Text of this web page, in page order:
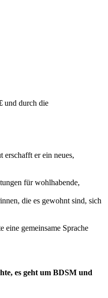
und durch die
er ein neues,
für wohlhabende,
die es gewohnt sind, sich
gemeinsame Sprache
es geht um BDSM und